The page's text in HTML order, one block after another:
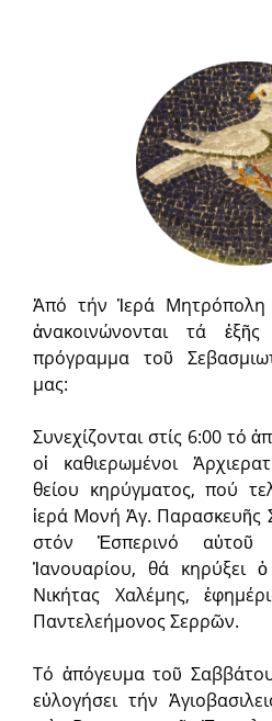
Ἀπό τήν Ἱερά Μητρόπολη
ἀνακοινώνονται τά
πρόγραμμα τοῦ
μας:
Συνεχίζονται στίς 6:00 τό
οἱ καθιερωμένοι
θείου κηρύγματος, πού
ἱερά Μονή Ἁγ. Παρασκευῆς
στόν Ἑσπερινό
Ἰανουαρίου, θά κηρύξει
Νικήτας Χαλέμης,
Παντελεήμονος Σερρῶν.
Τό ἀπόγευμα τοῦ
εὐλογήσει τήν